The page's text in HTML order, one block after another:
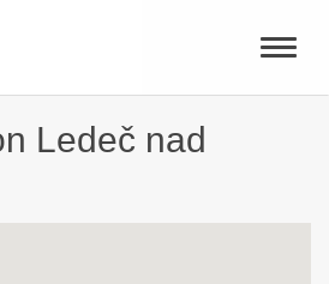
Toggle
Ledeč nad